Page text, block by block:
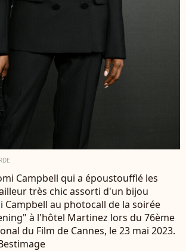
Campbell qui a époustoufflé les
très chic assorti d'un bijou
Campbell au photocall de la soirée
à l'hôtel Martinez lors du 76ème
du Film de Cannes, le 23 mai 2023.